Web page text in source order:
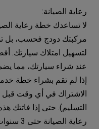
رعاية الصيانة:
لا تساعدك خطة رعاية
مركبتك دودج فحسب، بل
لتسهيل امتلاك سيارتك.
عند شراء سيارتك، مما
إذا لم تقم بشراء خطة خدمة
التسليم). حتى إذا فاتتك